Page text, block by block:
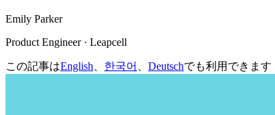
Emily Parker
Product Engineer · Leapcell
この記事はEnglish 한국어 Deutschでも利用できます